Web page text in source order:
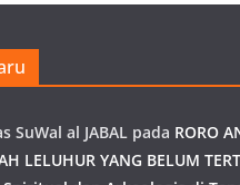
SuWal al JABAL pada RORO
LELUHUR YANG BELUM